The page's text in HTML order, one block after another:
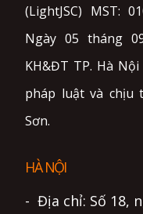
(LightJSC) MST:
Ngày 05 tháng
KH&ĐT TP. Hà
pháp luật và chịu
Sơn.
HÀ NỘI
- Địa chỉ: Số 18,